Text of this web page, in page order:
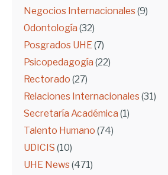
Negocios Internacionales (9)
Odontología (32)
Posgrados UHE (7)
Psicopedagogía (22)
Rectorado (27)
Relaciones Internacionales (31)
Secretaría Académica (1)
Talento Humano (74)
UDICIS (10)
UHE News (471)